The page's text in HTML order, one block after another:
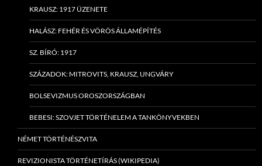
KRAUSZ: 1917 ÜZENETE
HALÁSZ: FEHÉR ÉS VÖRÖS ÁLLAMÉPÍTÉS
SZ. BÍRÓ: 1917
SZÁZADOK: MITROVITS, KRAUSZ, UNGVÁRY
BOLSEVIZMUS OROSZORSZÁGBAN
BEBESI: SZOVJET TÖRTÉNELEM A TANKÖNYVEKBEN
NÉMET TÖRTÉNÉSZVITA
REVIZIONISTA TÖRTÉNETÍRÁS (WIKIPEDIA)